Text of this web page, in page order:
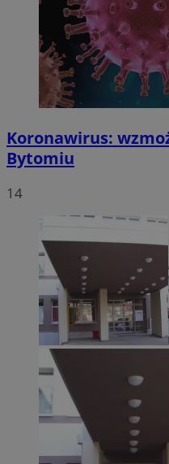
Koronawirus:
Bytomiu
14